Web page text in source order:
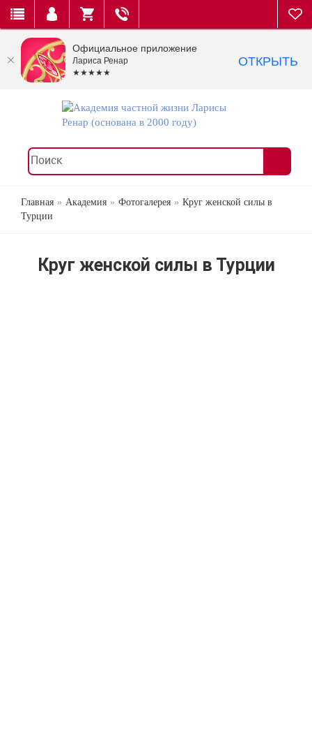
Главная Академия Фотогалерея
Круг женской силы в
Турции
Круг женской силы в Турции
Официальное приложение
Лариса Ренар
★★★★★
ОТКРЫТЬ